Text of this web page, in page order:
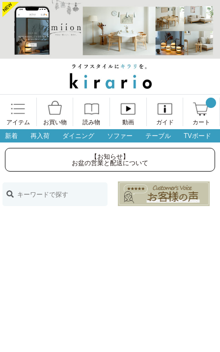
アイテム お買い物 読み物 動画 ガイド カート
新着 再入荷 ダイニング ソファー テーブル TVボード
【お知らせ】
お盆の営業と配送について